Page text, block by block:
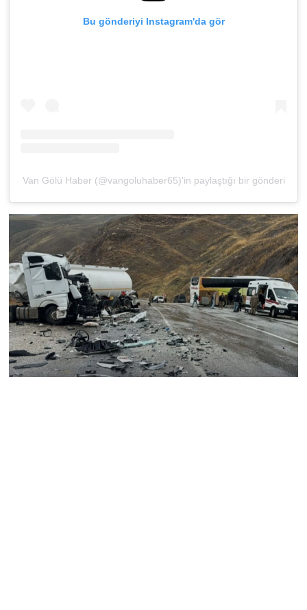
Bu gönderiyi Instagram'da gör
Van Gölü Haber (@vangoluhaber65)'in paylaştığı bir gönderi